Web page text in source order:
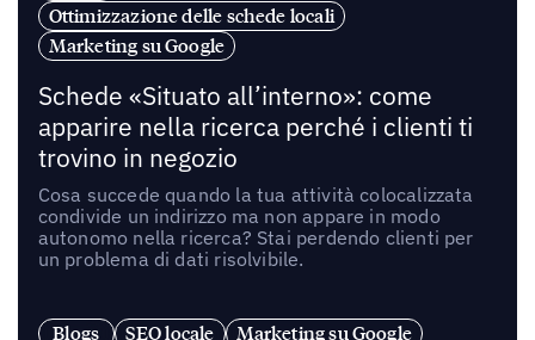
Ottimizzazione delle schede locali
Marketing su Google
Schede «Situato all’interno»: come
apparire nella ricerca perché i clienti ti
trovino in negozio
Cosa succede quando la tua attività colocalizzata
condivide un indirizzo ma non appare in modo
autonomo nella ricerca? Stai perdendo clienti per
un problema di dati risolvibile.
Blogs SEO locale Marketing su Google